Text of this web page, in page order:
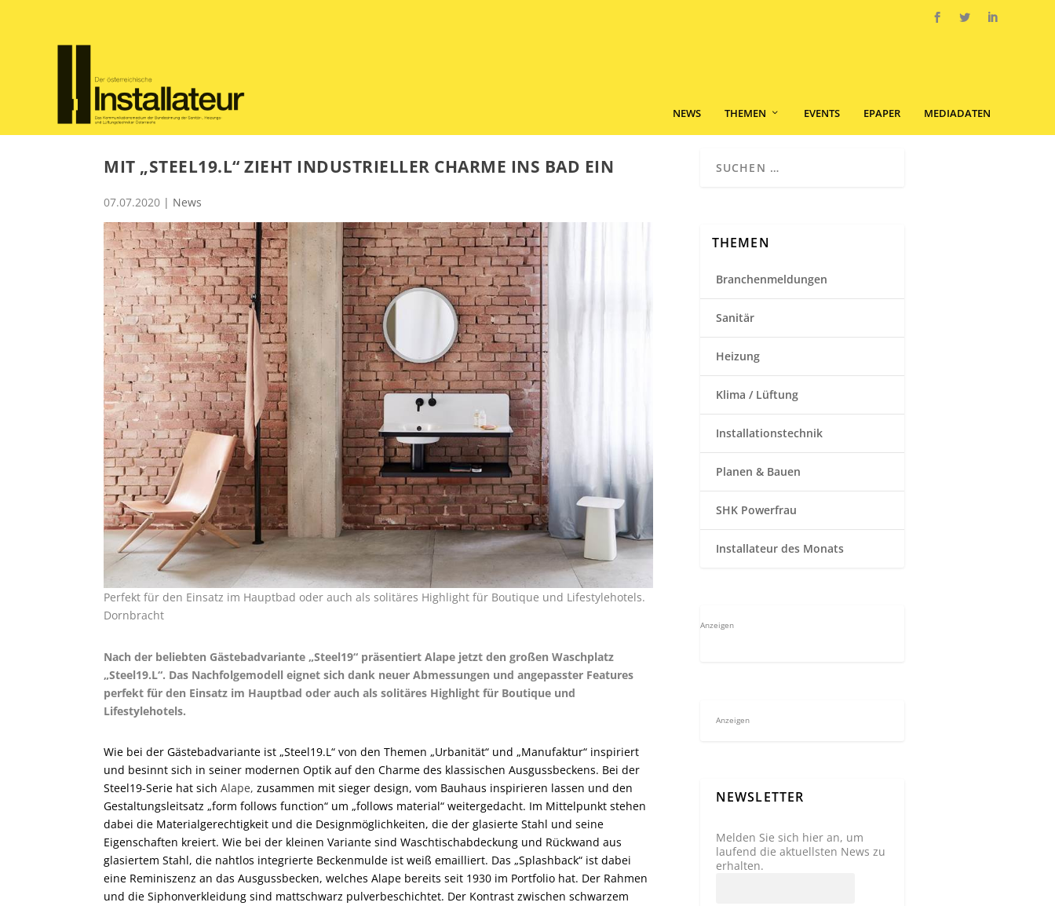
NEWS THEMEN EVENTS EPAPER MEDIADATEN
MIT „STEEL19.L“ ZIEHT INDUSTRIELLER CHARME INS BAD EIN
07.07.2020 | News
Perfekt für den Einsatz im Hauptbad oder auch als solitäres Highlight für Boutique und Lifestylehotels.
Dornbracht
Nach der beliebten Gästebadvariante „Steel19“ präsentiert Alape jetzt den großen Waschplatz
„Steel19.L“. Das Nachfolgemodell eignet sich dank neuer Abmessungen und angepasster Features
perfekt für den Einsatz im Hauptbad oder auch als solitäres Highlight für Boutique und
Lifestylehotels.
Wie bei der Gästebadvariante ist „Steel19.L“ von den Themen „Urbanität“ und „Manufaktur“ inspiriert
und besinnt sich in seiner modernen Optik auf den Charme des klassischen Ausgussbeckens. Bei der
Steel19-Serie hat sich Alape, zusammen mit sieger design, vom Bauhaus inspirieren lassen und den
Gestaltungsleitsatz „form follows function“ um „follows material“ weitergedacht. Im Mittelpunkt stehen
dabei die Materialgerechtigkeit und die Designmöglichkeiten, die der glasierte Stahl und seine
Eigenschaften kreiert. Wie bei der kleinen Variante sind Waschtischabdeckung und Rückwand aus
glasiertem Stahl, die nahtlos integrierte Beckenmulde ist weiß emailliert. Das „Splashback“ ist dabei
eine Reminiszenz an das Ausgussbecken, welches Alape bereits seit 1930 im Portfolio hat. Der Rahmen
und die Siphonverkleidung sind mattschwarz pulverbeschichtet. Der Kontrast zwischen schwarzem
THEMEN
Branchenmeldungen
Sanitär
Heizung
Klima / Lüftung
Installationstechnik
Planen & Bauen
SHK Powerfrau
Installateur des Monats
Anzeigen
Anzeigen
NEWSLETTER
Melden Sie sich hier an, um
laufend die aktuellsten News zu
erhalten.